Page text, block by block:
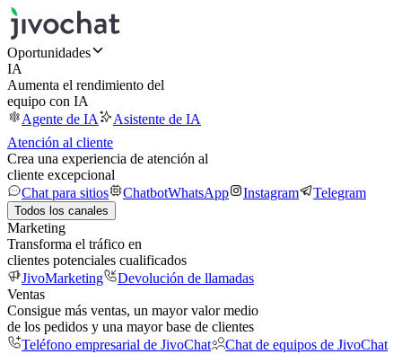
Oportunidades
IA
Aumenta el rendimiento del
equipo con IA
Agente de IA
Asistente de IA
Atención al cliente
Crea una experiencia de atención al
cliente excepcional
Chat para sitios
ChatbotWhatsApp Instagram Telegram
Todos los canales
Marketing
Transforma el tráfico en
clientes potenciales cualificados
JivoMarketing
Devolución de llamadas
Ventas
Consigue más ventas, un mayor valor medio
de los pedidos y una mayor base de clientes
Teléfono empresarial de JivoChat
Chat de equipos de JivoChat